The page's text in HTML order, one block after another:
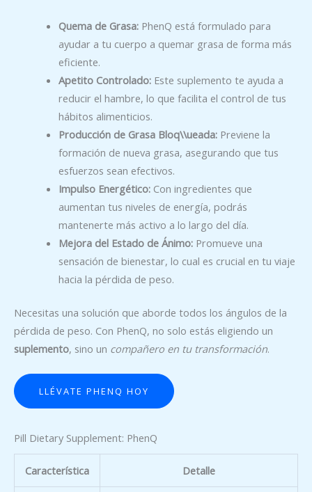
Quema de Grasa:PhenQ está formulado para
ayudar a tu cuerpo a quemar grasa de forma más
eficiente.
Apetito Controlado:Este suplemento te ayuda a
reducir el hambre, lo que facilita el control de tus
hábitos alimenticios.
Producción de Grasa Bloq\\ueada:Previene la
formación de nueva grasa, asegurando que tus
esfuerzos sean efectivos.
Impulso Energético:Con ingredientes que
aumentan tus niveles de energía, podrás
mantenerte más activo a lo largo del día.
Mejora del Estado de Ánimo:Promueve una
sensación de bienestar, lo cual es crucial en tu viaje
hacia la pérdida de peso.
Necesitas una solución que aborde todos los ángulos de la
pérdida de peso. Con PhenQ, no solo estás eligiendo un
suplemento, sino un compañero en tu transformación.
LLÉVATE PHENQ HOY
Pill Dietary Supplement: PhenQ
Característica Detalle